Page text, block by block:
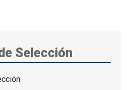
Selección